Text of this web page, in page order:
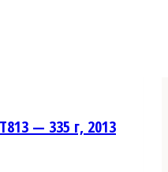
— 335 г, 2013